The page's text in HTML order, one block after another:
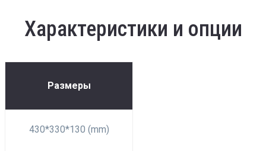
Характеристики и опции
Размеры
430*330*130 (mm)